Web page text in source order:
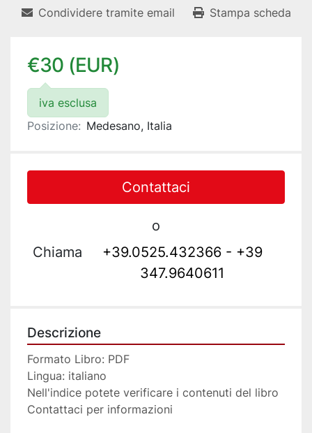
Condividere tramite email Stampa scheda
€30 (EUR)
iva esclusa
Posizione: Medesano, Italia
Contattaci
o
Chiama
+39.0525.432366 - +39
347.9640611
Descrizione
Formato Libro: PDF
Lingua: italiano
Nell'indice potete verificare i contenuti del libro
Contattaci per informazioni